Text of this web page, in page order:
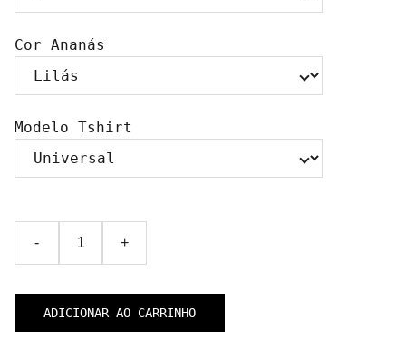
Cor Ananás
Modelo Tshirt
- +
ADICIONAR AO CARRINHO